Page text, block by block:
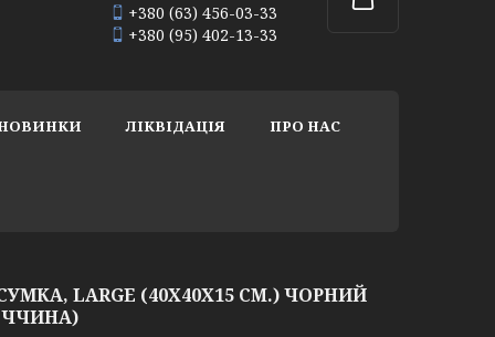
+380 (63) 456-03-33
+380 (95) 402-13-33
ЛІКВІДАЦІЯ ПРО НАС
LARGE (40X40X15 CM.) ЧОРНИЙ